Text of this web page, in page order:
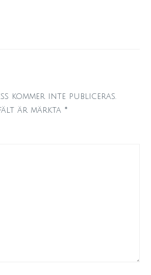
kommer inte publiceras.
är märkta *